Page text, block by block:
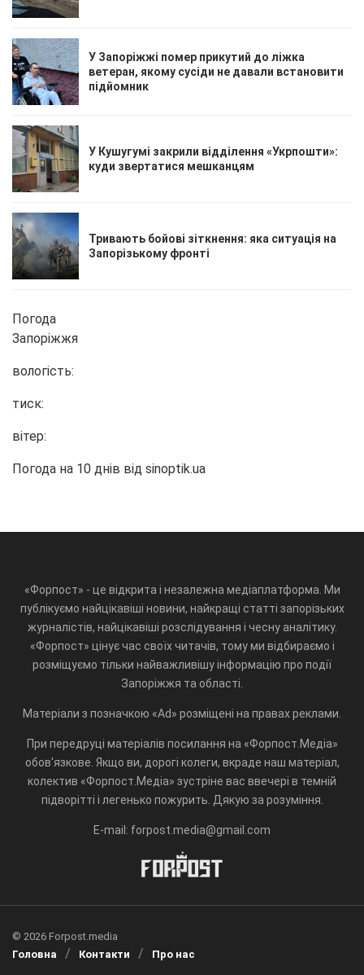
У Запоріжжі помер прикутий до ліжка
ветеран, якому сусіди не давали встановити
підйомник
У Кушугумі закрили відділення «Укрпошти»:
куди звертатися мешканцям
Тривають бойові зіткнення: яка ситуація на
Запорізькому фронті
Погода
Запоріжжя
вологість:
тиск:
вітер:
Погода на 10 днів від sinoptik.ua
«Форпост» - це відкрита і незалежна медіаплатформа. Ми
публікуємо найцікавіші новини, найкращі статті запорізьких
журналістів, найцікавіші розслідування і чесну аналітику.
«Форпост» цінує час своїх читачів, тому ми відбираємо і
розміщуємо тільки найважливішу інформацію про події
Запоріжжя та області.
Матеріали з позначкою «Ad» розміщені на правах реклами.
При передруці матеріалів посилання на «Форпост.Медіа»
обов'язкове. Якщо ви, дорогі колеги, вкраде наш матеріал,
колектив «Форпост.Медіа» зустріне вас ввечері в темній
підворітті і легенько пожурить. Дякую за розуміння.
E-mail: forpost.media@gmail.com
© 2026 Forpost.media
Головна
Контакти Про нас